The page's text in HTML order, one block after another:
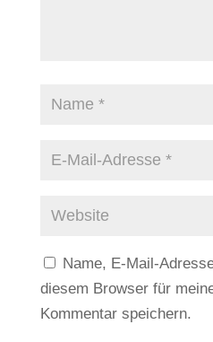
Name, E-Mail-
diesem Browser für
Kommentar speichern.